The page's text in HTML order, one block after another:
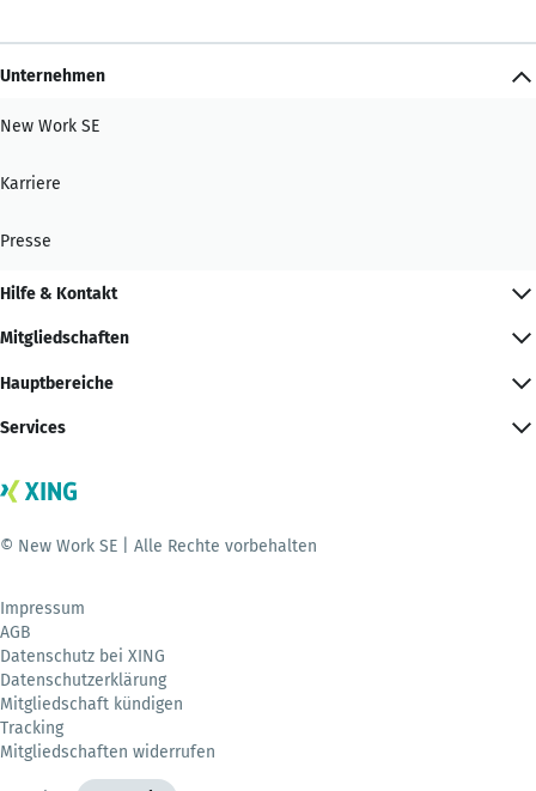
Unternehmen
New Work SE
Karriere
Presse
Hilfe & Kontakt
Mitgliedschaften
Hauptbereiche
Services
© New Work SE | Alle Rechte vorbehalten
Impressum
AGB
Datenschutz bei XING
Datenschutzerklärung
Mitgliedschaft kündigen
Tracking
Mitgliedschaften widerrufen